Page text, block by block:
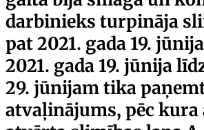
darbinieks turpināja
pat 2021. gada 19.
2021. gada 19. jūnija
29. jūnijam tika
atvaļinājums, pēc